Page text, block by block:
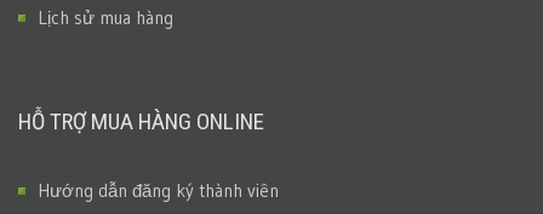
Lịch sử mua hàng
HỖ TRỢ MUA HÀNG ONLINE
Hướng dẫn đăng ký thành viên